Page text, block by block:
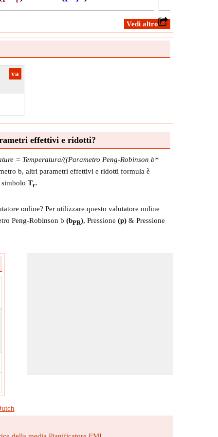
r
Unitless
Il valore deve essere compreso tra 0 e 1.
​Vedi altro
​va
effettivi e ridotti?
= Temperatura/((Parametro Peng-Robinson b*
b, altri parametri effettivi e ridotti formula è
Tr.
online? Per utilizzare questo valutatore online
Peng-Robinson b (bPR), Pressione (p) & Pressione